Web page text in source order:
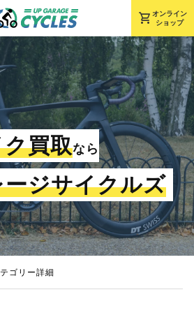
shopping_cart オンライン
ショップ
買取なら
ジサイクルズ
ゴリー詳細